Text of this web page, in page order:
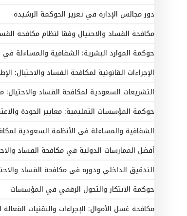
دور مجالس الإدارة في تعزيز الحوكمة الرشيدة
مكافحة الفساد والاحتيال وفقا لنظام مكافحة
حوكمة الموارد البشرية: الشفافية والمساءلة في
الإجراءات القانونية لمكافحة الفساد والاحتيال:
التشريعات السعودية لمكافحة الفساد
حوكمة المؤسسات التعليمية: معايير الجودة
الشفافية والمساءلة في الأنظمة السعودية
أفضل الممارسات الدولية في مكافحة الفساد
التدقيق الداخلي ودوره في مكافحة الفساد
حوكمة الابتكار والتحول الرقمي في المؤسسات
مكافحة غسل الأموال: الإجراءات والتقنيات الفعالة